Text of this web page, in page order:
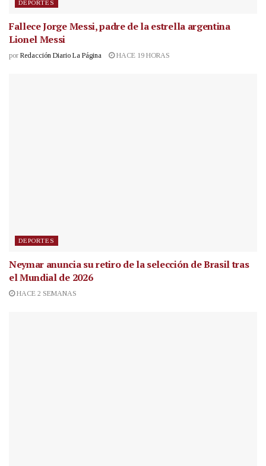
DEPORTES
Fallece Jorge Messi, padre de la estrella argentina
Lionel Messi
por Redacción Diario La Página HACE 19 HORAS
DEPORTES
Neymar anuncia su retiro de la selección de Brasil tras
el Mundial de 2026
HACE 2 SEMANAS